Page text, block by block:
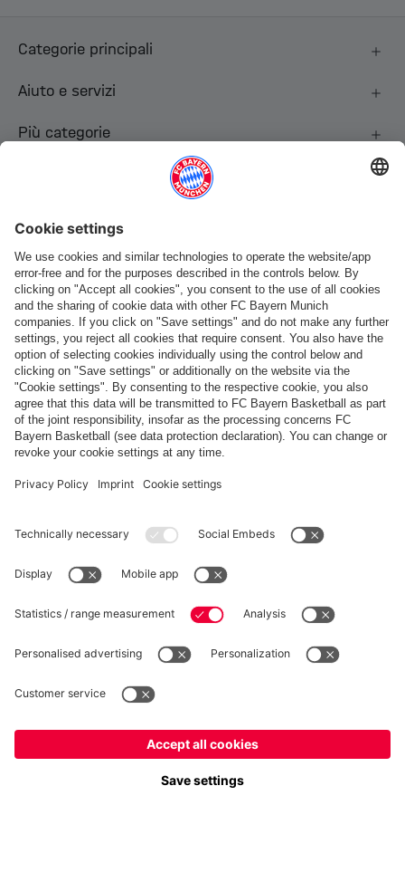
Categorie principali
Aiuto e servizi
Più categorie
Pagamento e consegna
FC Bayern Store App
RECESSO
Privacy
Impostazioni dei cookie
*Prezzi IVA inclusa e spese di spedizione escluse
© FC Bayern München AG
FC Bayern München AG, Säbener Str. 51-57, 81547 Monaco
Italianoper consegnare lì!
Globaleper consegnare lì!